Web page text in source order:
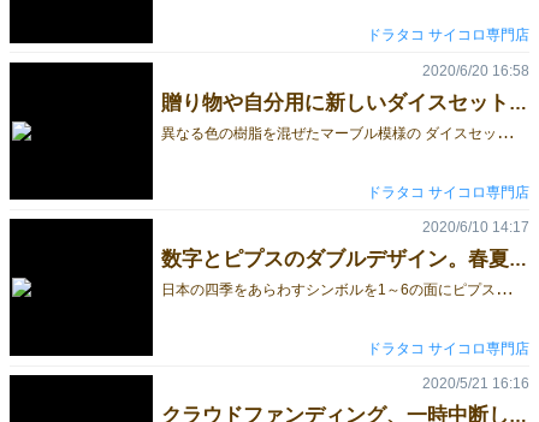
ドラタコ サイコロ専門店
贈り物や自分用に新しいダイスセット。
異
なる色の樹脂を混ぜたマーブル模様の ダイスセットや様々な形に切り抜いたラメを入れたダイスセット、細かなラメをいっぱい練りこんで光を反射するダイスセットなど、いろいろなゲームに合うダイスセットが勢揃い。 ダイスセットの構成は基本的な4・6・8・10・テンズ・12・20面となっているため、1セットあればとりあえずOK！！ ゲームにあわせたり、キャラクターにあわせたり、コレクションに加えたり・・・用途は色々。 自分用や贈り物に新しいダイスセットはいかがですか？ ドラタコ
2020/6/20 16:58
ドラタコ サイコロ専門店
数字とピプスのダブルデザイン。春夏秋冬 季節のサイコロ
日
本の四季をあらわすシンボルを1～6の面にピプスとして配置した和風の6面サイコロ。 数字を表す「難しいほうの漢字」とピプスの２つで出目を表すダブルデザインになっています。 出目を表すピプスとして 1→桜 2→葉 3→アジサイ 4→ヒマワリ 5→紅葉 6→雪 出目を表す数字として 壱・弐・参・肆・伍・陸 数字＆ピプスのどちらでも出目が分かる「春夏秋冬 季節のサイコロ 6面フルカスタム 和風ダイス」はいかがですか？ ドラタコ
2020/6/10 14:17
ドラタコ サイコロ専門店
クラウドファンディング、一時中断しながら準備中！！
2020/5/21 16:16